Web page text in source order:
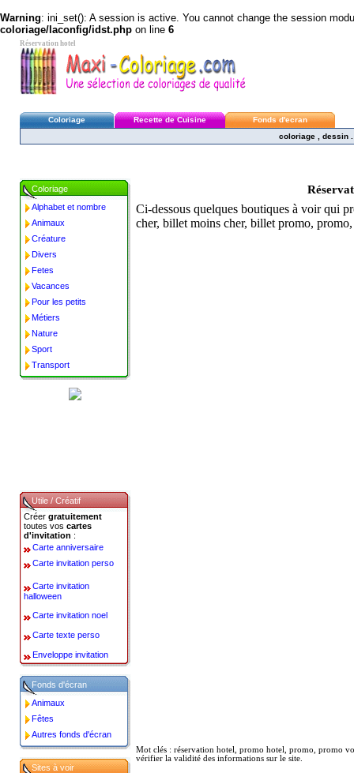
Warning: ini_set(): A session is active. You cannot change the session
coloriage/laconfig/idst.php on line 6
Réservation hotel
Coloriage Recette de Cuisine
Fonds d'ecran
coloriage , dessin
Ci-dessous quelques boutiques à voir qui
cher, billet moins cher, billet promo,
Mot clés : réservation hotel, promo hotel, promo, promo
vérifier la validité des informations sur le site.
Coloriage
Alphabet et nombre
Animaux
Créature
Divers
Fetes
Vacances
Pour les petits
Métiers
Nature
Sport
Transport
Utile / Créatif
Créer gratuitement
toutes vos cartes
d'invitation :
Carte anniversaire
Carte invitation perso
Carte invitation
halloween
Carte invitation noel
Carte texte perso
Enveloppe invitation
Fonds d'écran
Animaux
Fêtes
Autres fonds d'écran
Sites à voir